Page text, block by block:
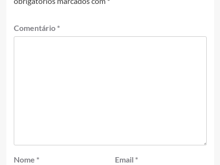
Comentário *
Nome * Email *